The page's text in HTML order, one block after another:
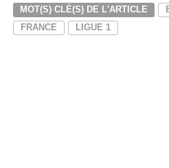
MOT(S) CLÉ(S) DE L'ARTICLE
FRANCE
LIGUE 1